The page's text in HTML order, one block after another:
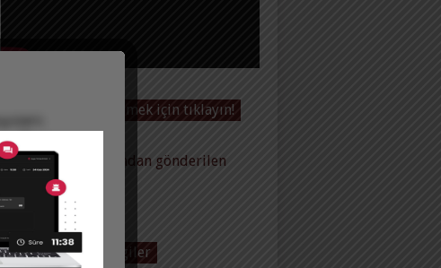
Tüm Videoları görmek için tıklayın!
@acarbaltas tarafından gönderilen
tweetler
KATEGORILER
Acar Baltaş
Dergiler